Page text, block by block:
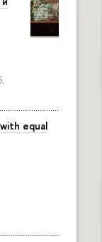
equal